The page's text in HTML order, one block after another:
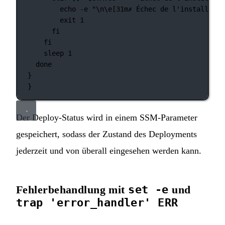
echo
-e
"\n\e[31m✗ Échec de
exit
1
fi
fi
sleep
1
done
}
}
Der Deploy-Status wird in einem SSM-Parameter
gespeichert, sodass der Zustand des Deployments
jederzeit und von überall eingesehen werden kann.
Fehlerbehandlung mit set -e und
trap 'error_handler' ERR